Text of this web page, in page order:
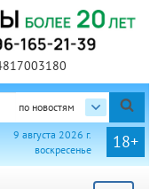
по новостям
18+
9 августа 2026 г.
воскресенье